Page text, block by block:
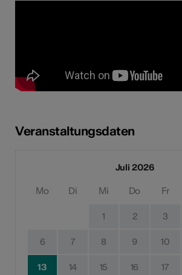
Veranstaltungsdaten
Juli 2026
Mo Di Mi Do Fr
1 2 3
6 7 8 9 10
13 14 15 16 17